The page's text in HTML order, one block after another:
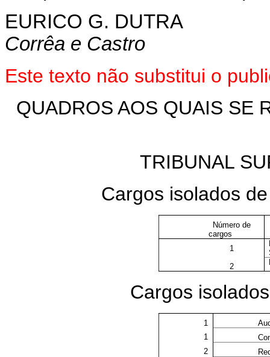
EURICO G. DUTRA
Corrêa e Castro
Este texto não substitui o
QUADROS AOS QUAIS SE
TRIBUNAL
Cargos isolados
Número de
cargos
1
2
Cargos
1
1
2